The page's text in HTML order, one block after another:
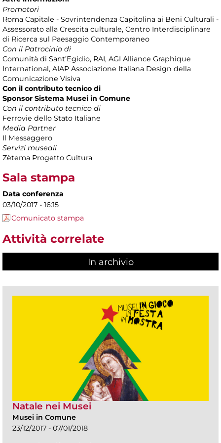
Promotori
Roma Capitale - Sovrintendenza Capitolina ai Beni Culturali -
Assessorato alla Crescita culturale, Centro Interdisciplinare
di Ricerca sul Paesaggio Contemporaneo
Con il Patrocinio di
Comunità di Sant’Egidio, RAI, AGI Alliance Graphique
International, AIAP Associazione Italiana Design della
Comunicazione Visiva
Con il contributo tecnico di
Sponsor Sistema Musei in Comune
Con il contributo tecnico di
Ferrovie dello Stato Italiane
Media Partner
Il Messaggero
Servizi museali
Zètema Progetto Cultura
Sala stampa
Data conferenza
03/10/2017 - 16:15
Comunicato stampa
Attività correlate
In archivio
Natale nei Musei
Musei in Comune
23/12/2017 - 07/01/2018